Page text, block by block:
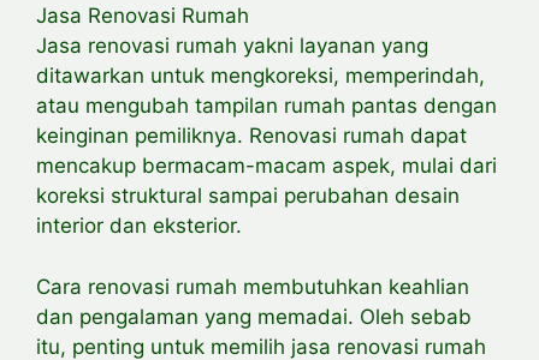
Jasa Renovasi Rumah
Jasa renovasi rumah yakni layanan yang
ditawarkan untuk mengkoreksi, memperindah,
atau mengubah tampilan rumah pantas dengan
keinginan pemiliknya. Renovasi rumah dapat
mencakup bermacam-macam aspek, mulai dari
koreksi struktural sampai perubahan desain
interior dan eksterior.
Cara renovasi rumah membutuhkan keahlian
dan pengalaman yang memadai. Oleh sebab
itu, penting untuk memilih jasa renovasi rumah